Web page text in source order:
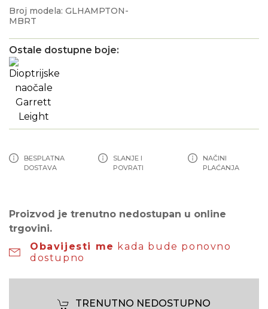
Broj modela: GLHAMPTON-
MBRT
Ostale dostupne boje:
BESPLATNA
DOSTAVA
SLANJE I
POVRATI
NAČINI
PLAĆANJA
Proizvod je trenutno nedostupan u online
trgovini.
Obavijesti me kada bude ponovno
dostupno
TRENUTNO NEDOSTUPNO